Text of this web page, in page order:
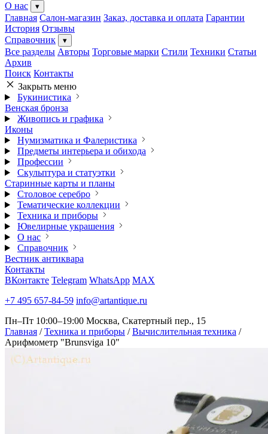
О нас
▾
Главная Салон-магазин Заказ, доставка и оплата Гарантии
История Отзывы
Справочник
▾
Все разделы Авторы Торговые марки Стили Техники Статьи
Архив
Поиск Контакты
Закрыть меню
Букинистика
Венская бронза
Живопись и графика
Иконы
Нумизматика и Фалеристика
Предметы интерьера и обихода
Профессии
Скульптура и статуэтки
Старинные карты и планы
Столовое серебро
Тематические коллекции
Техника и приборы
Ювелирные украшения
О нас
Справочник
Вестник антиквара
Контакты
ВКонтакте Telegram WhatsApp MAX
+7 495 657-84-59 info@artantique.ru
Пн–Пт 10:00–19:00 Москва, Скатертный пер., 15
Главная / Техника и приборы / Вычислительная техника /
Арифмометр "Brunsviga 10"